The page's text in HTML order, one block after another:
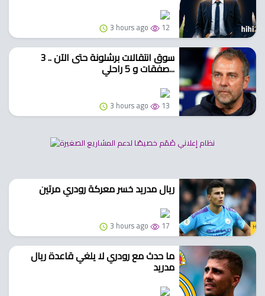
3 hours ago 12
سوق انتقالات برشلونة حتى الآن .. 3
صفقات و 5 راحلي...
3 hours ago 13
ريال مدريد خسر معركة رودري مرتين
3 hours ago 17
ما حدث مع رودري لا يلغي قاعدة ريال
مدريد